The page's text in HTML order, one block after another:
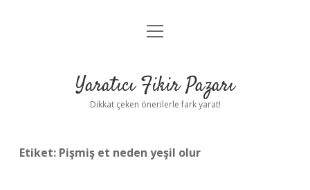
Anasayfa
Yasal Uyarı
menüyü
Yaratıcı Fikir Pazarı
Dikkat çeken önerilerle fark yarat!
Etiket: Pişmiş et neden yeşil olur